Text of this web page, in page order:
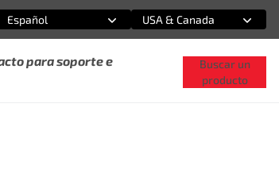
una opción
Español
una opción
USA & Canada
para soporte e
Buscar un
producto